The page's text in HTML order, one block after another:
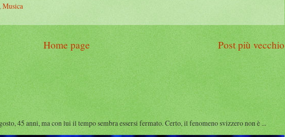
,Musica
Post più vecchio
Home page
45 anni, ma con lui il tempo sembra essersi fermato. Certo, il fenomeno svizzero non è ...